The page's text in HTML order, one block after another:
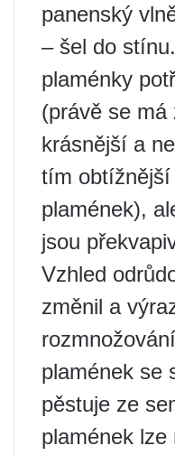
panenský
– šel do
plaménky
(právě se
krásnější a
tím
plamének),
jsou
Vzhled
změnil a
plamének se
pěstuje ze
plamének